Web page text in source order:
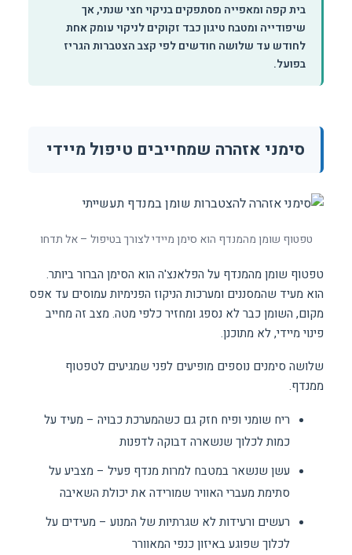
בית קפה ומאפייה מסתפקים בניקוי חצי שנתי, אך
שיפודייה ומטבח טיגון כבד זקוקים לניקוי עומק אחת
לחודש עד שלושה חודשים לפי קצב הצטברות הגריז
בפועל.
סימני אזהרה שמחייבים טיפול מיידי
טפטוף שומן מהמנדף הוא סימן מיידי לצורך בטיפול – אל תדחו
טפטוף שומן מהמנדף על הפלאנצ'ה הוא הסימן הברור ביותר.
הוא מעיד שהמסננים ומערכות הניקוז הפנימיות עמוסים עד אפס
מקום, השומן כבר לא נספג ומחזיר כלפי מטה. מצב זה מחייב
פינוי מיידי, לא מתוכנן.
שלושה סימנים נוספים מופיעים לפני שמגיעים לטפטוף
ממנדף.
ריח שומני ופיח חזק גם כשהמערכת כבויה – מעיד על
כמות לכלוך שנשארה דבוקה לדפנות
עשן שנשאר במטבח למרות מנדף פעיל – מצביע על
סתימת מעברי האוויר שמורידה את יכולת השאיבה
רעשים ורעידות לא שגרתיות של המנוע – מעידים על
לכלוך שפוגע באיזון כנפי המאוורר